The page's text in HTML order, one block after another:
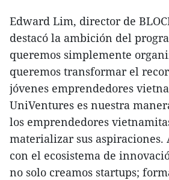
Edward Lim, director de
destacó la ambición del
queremos simplemente
queremos transformar el
jóvenes emprendedores
UniVentures es nuestra
los emprendedores
materializar sus aspiraciones.
con el ecosistema de
no solo creamos startups;